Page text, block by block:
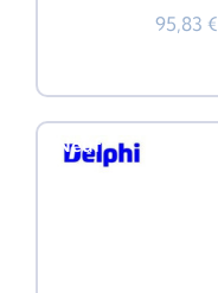
95,83 €
Neuf